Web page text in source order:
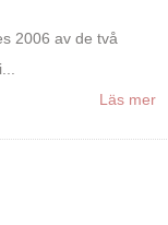
2006 av de två
Läs mer